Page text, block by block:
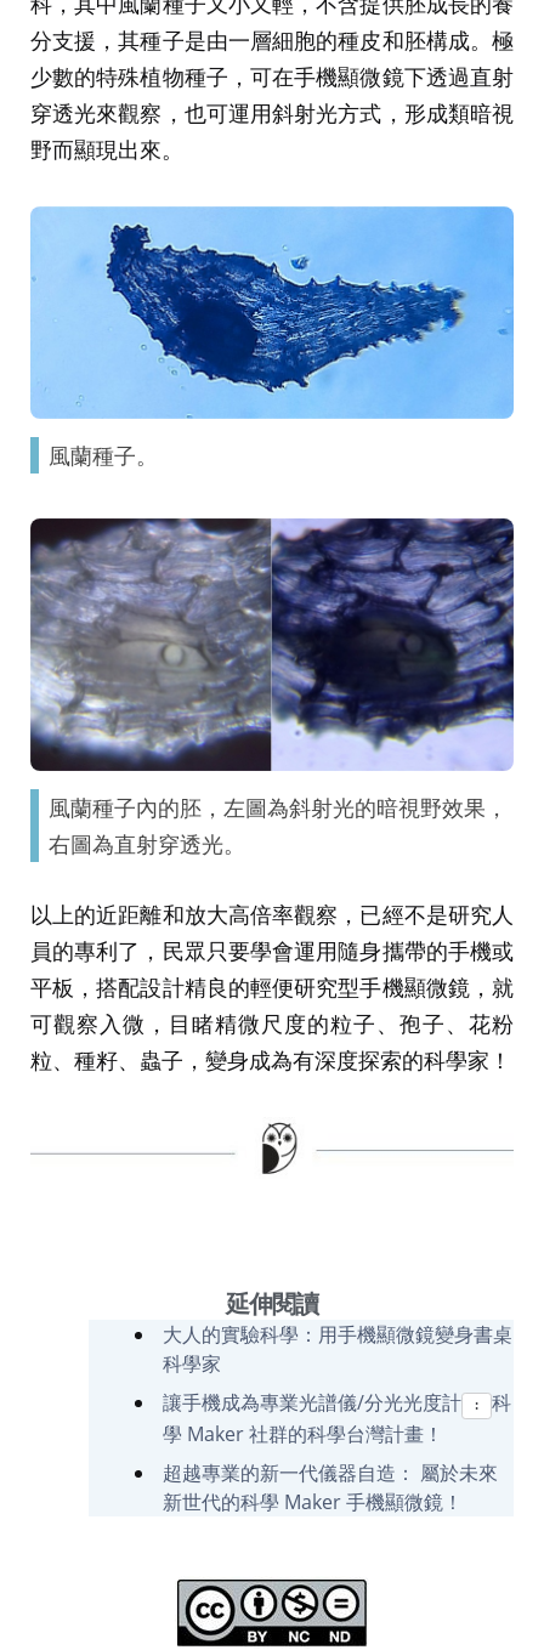
分支援，其種子是由一層細胞的種皮和胚構成。極
少數的特殊植物種子，可在手機顯微鏡下透過直射
穿透光來觀察，也可運用斜射光方式，形成類暗視
野而顯現出來。
風蘭種子。
風蘭種子內的胚，左圖為斜射光的暗視野效果，
右圖為直射穿透光。
以上的近距離和放大高倍率觀察，已經不是研究人
員的專利了，民眾只要學會運用隨身攜帶的手機或
平板，搭配設計精良的輕便研究型手機顯微鏡，就
可觀察入微，目睹精微尺度的粒子、孢子、花粉
粒、種籽、蟲子，變身成為有深度探索的科學家！
延伸閱讀
大人的實驗科學：用手機顯微鏡變身書桌
科學家
讓手機成為專業光譜儀/分光光度計
:
科
學 Maker 社群的科學台灣計畫！
超越專業的新一代儀器自造： 屬於未來
新世代的科學 Maker 手機顯微鏡！